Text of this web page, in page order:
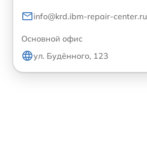
info@krd.ibm-repair-center.ru
Основной офис
ул. Будённого, 123